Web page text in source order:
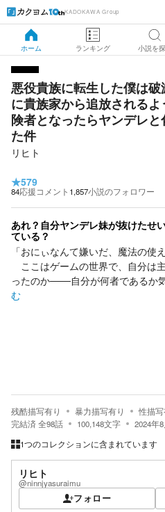
KADOKAWA Group
ホーム ランキング 小説を
悪役貴族に転生した僕は
に貴族家から追放される
険者となったらヤンデレ
た件
リヒト
★579
84応援コメント 1,857小説のフォロワー
あれ？自分ヤンデレ妹が抜けたせ
ている？
「おにぃなんて嫌いだ、魔法の使
ここはゲームの世界で、自分は
ったのか───自分が何者であるか
む
残酷描写有り 暴力描写有り
性描写
完結済全98話 100,148文字 2024年
1つのコレクションに含まれています
リヒト
@ninnjyasuraimu
フォロー